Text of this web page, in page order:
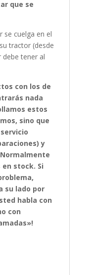
que se
se cuelga en el
tractor (desde
debe tener al
con los de
nada
estos
sino que
y
stock. Si
su lado por
habla con
con